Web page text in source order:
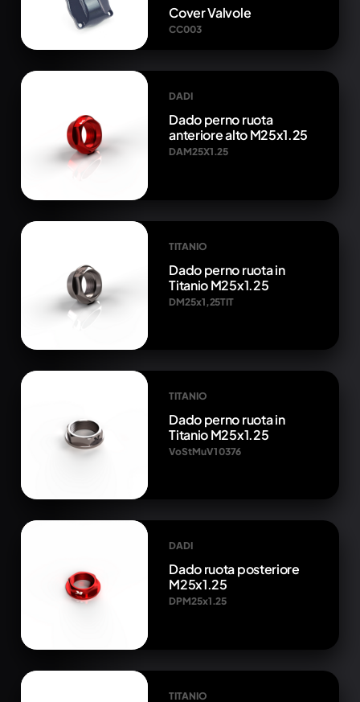
Cover Valvole
CC003
DADI
Dado perno ruota
anteriore alto M25x1.25
DAM25X1.25
TITANIO
Dado perno ruota in
Titanio M25x1.25
DM25x1,25TIT
TITANIO
Dado perno ruota in
Titanio M25x1.25
VoStMuV1 0376
DADI
Dado ruota posteriore
M25x1.25
DPM25x1.25
TITANIO